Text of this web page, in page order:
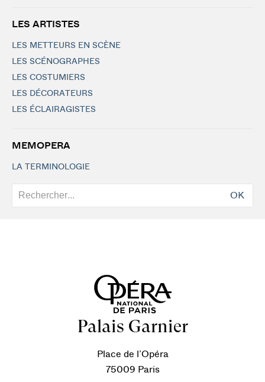
LES ARTISTES
LES METTEURS EN SCÈNE
LES SCÉNOGRAPHES
LES COSTUMIERS
LES DÉCORATEURS
LES ÉCLAIRAGISTES
MEMOPERA
LA TERMINOLOGIE
OK
Palais Garnier
Place de l’Opéra
75009 Paris